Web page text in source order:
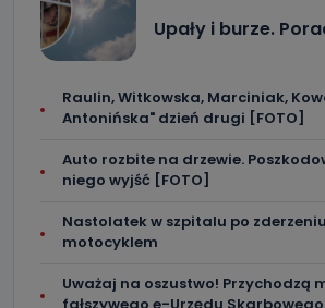
Upały i burze.
Raulin, Witkowska, Marciniak,
Antonińska" dzień drugi [FOTO]
Auto rozbite na drzewie.
niego wyjść [FOTO]
Nastolatek w szpitalu po
motocyklem
Uważaj na oszustwo! Przychodzą